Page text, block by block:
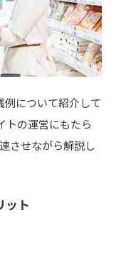
例について紹介して
トの運営にもたら
させながら解説し
ット